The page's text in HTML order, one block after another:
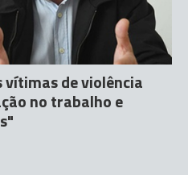
vítimas de violência
no trabalho e